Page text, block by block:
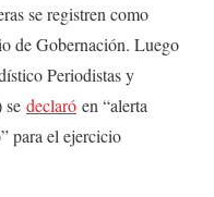
se registren como
de Gobernación. Luego
Periodistas y
se declaró en “alerta
para el ejercicio